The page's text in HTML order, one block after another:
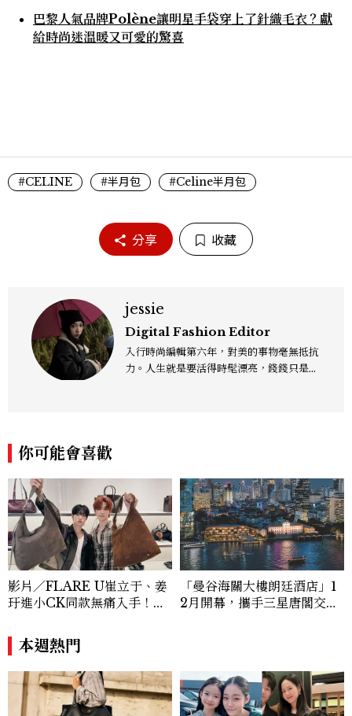
巴黎人氣品牌Polène讓明星手袋穿上了針織毛衣？獻
給時尚迷溫暖又可愛的驚喜
#CELINE #半月包 #Celine半月包
分享 收藏
jessie
Digital Fashion Editor
入行時尚編輯第六年，對美的事物毫無抵抗
力。人生就是要活得時髦漂亮，錢錢只是變
你可能會喜歡
影片／FLARE U崔立于、姜
玗進小CK同款無痛入手！身
H大包好燒
「曼谷海關大樓朗廷酒店」1
2月開幕，攜手三星唐閣交織
本週熱門